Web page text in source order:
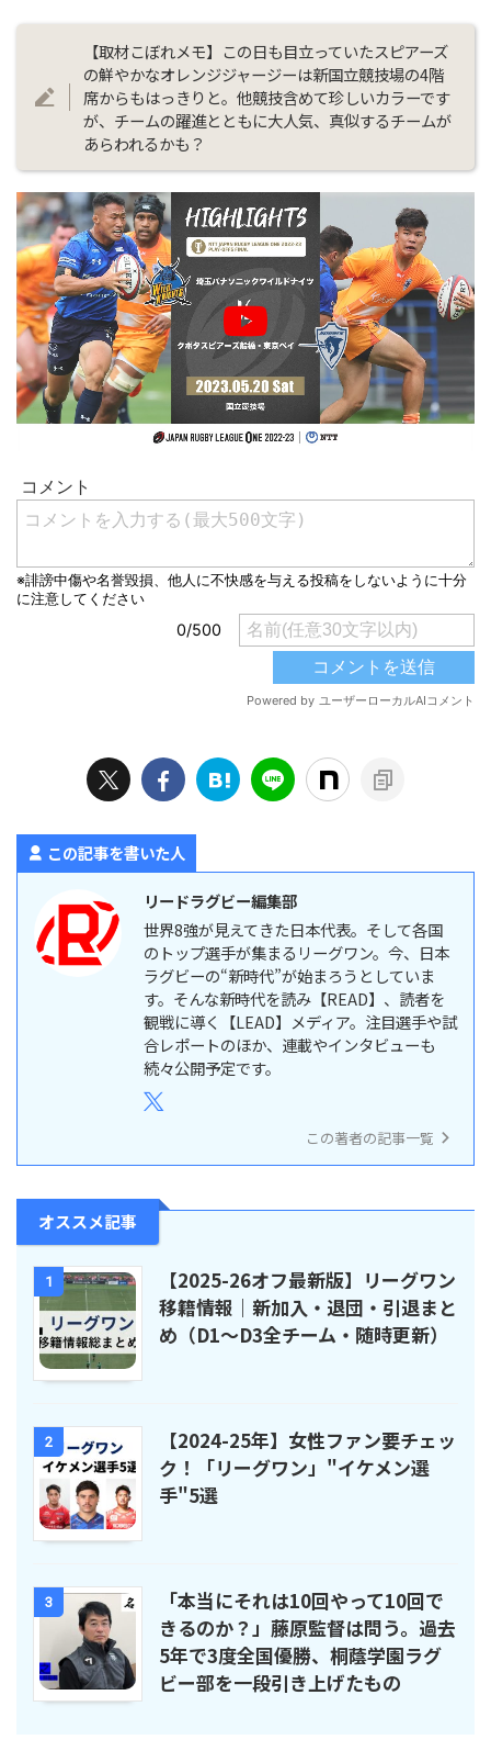
【取材こぼれメモ】この日も目立っていたスピアーズ
の鮮やかなオレンジジャージーは新国立競技場の4階
席からもはっきりと。他競技含めて珍しいカラーです
が、チームの躍進とともに大人気、真似するチームが
あらわれるかも？
この記事を書いた人
リードラグビー編集部
世界8強が見えてきた日本代表。そして各国
のトップ選手が集まるリーグワン。今、日本
ラグビーの“新時代”が始まろうとしていま
す。そんな新時代を読み【READ】、読者を
観戦に導く【LEAD】メディア。注目選手や試
合レポートのほか、連載やインタビューも
続々公開予定です。
この著者の記事一覧
オススメ記事
1
【2025-26オフ最新版】リーグワン
移籍情報｜新加入・退団・引退まと
め（D1〜D3全チーム・随時更新）
2
【2024-25年】女性ファン要チェッ
ク！「リーグワン」"イケメン選
手"5選
3
「本当にそれは10回やって10回で
きるのか？」藤原監督は問う。過去
5年で3度全国優勝、桐蔭学園ラグ
ビー部を一段引き上げたもの